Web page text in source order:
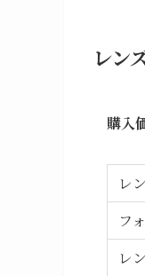
レン
購入
レ
フ
レ